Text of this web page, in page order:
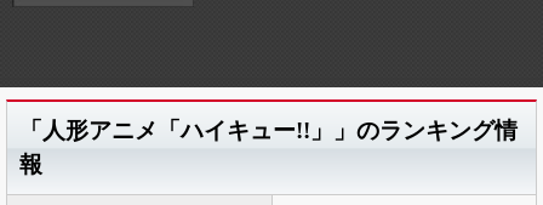
「人形アニメ「ハイキュー!!」」のランキング情
報